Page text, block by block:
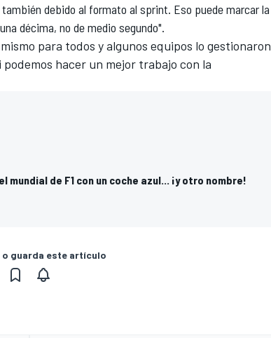
debido al formato al sprint. Eso puede marcar la
décima, no de medio segundo".
para todos y algunos equipos lo gestionaron
hacer un mejor trabajo con la
mundial de F1 con un coche azul... ¡y otro nombre!
o guarda este artículo